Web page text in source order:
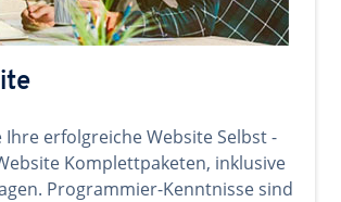
Ihre erfolgreiche Website Selbst -
Komplettpaketen, inklusive
Programmier-Kenntnisse sind